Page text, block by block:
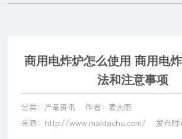
商用电炸炉怎么使用 商用电
法和注意事项
分类：产品资讯
作者：麦大厨
来源：http://www.maidachu.com/
发布